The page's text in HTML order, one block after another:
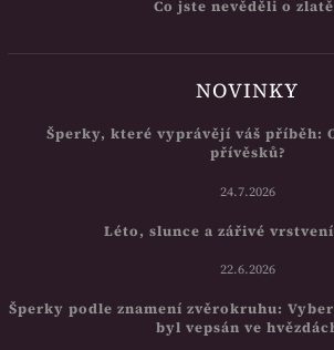
Co jste nevěděli o
NOVINKY
Šperky, které vyprávějí váš příběh:
přívěsků?
24.7.2026
Léto, slunce a zářivé
22.6.2026
Šperky podle znamení zvěrokruhu:
byl vepsán ve